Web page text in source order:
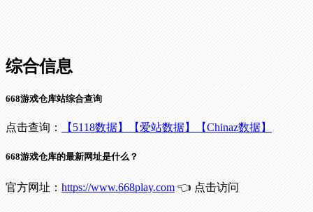
综合信息
668游戏仓库站综合查询
点击查询： 【5118数据】 【爱站数据】 【Chinaz数据】
668游戏仓库的最新网址是什么？
官方网址： https://www.668play.com 👈 点击访问